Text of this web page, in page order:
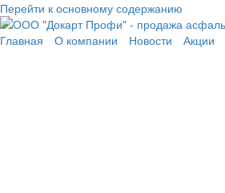
Перейти к основному содержанию
Главная
О компании Новости Акции